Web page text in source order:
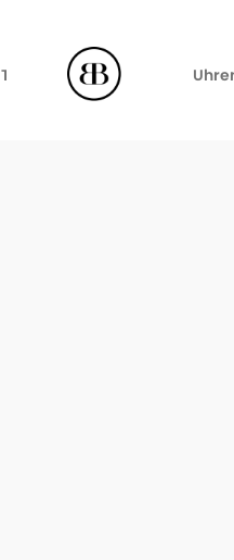
TV, Video & Audio